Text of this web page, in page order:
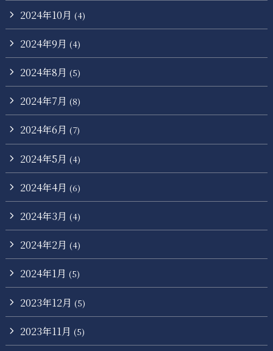
2024年10月 (4)
2024年9月 (4)
2024年8月 (5)
2024年7月 (8)
2024年6月 (7)
2024年5月 (4)
2024年4月 (6)
2024年3月 (4)
2024年2月 (4)
2024年1月 (5)
2023年12月 (5)
2023年11月 (5)